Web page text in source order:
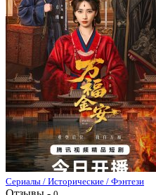
Сериалы / Исторические / Фэнтези